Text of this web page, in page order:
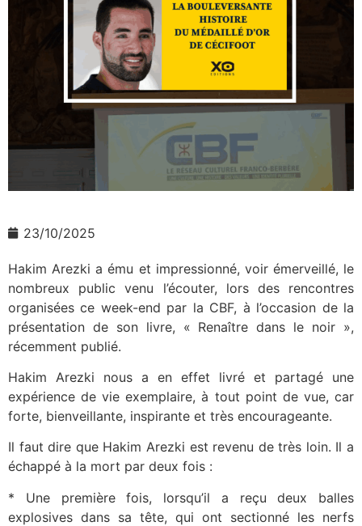
23/10/2025
Hakim Arezki a ému et impressionné, voir émerveillé, le
nombreux public venu l’écouter, lors des rencontres
organisées ce week-end par la CBF, à l’occasion de la
présentation de son livre, « Renaître dans le noir »,
récemment publié.
Hakim Arezki nous a en effet livré et partagé une
expérience de vie exemplaire, à tout point de vue, car
forte, bienveillante, inspirante et très encourageante.
Il faut dire que Hakim Arezki est revenu de très loin. Il a
échappé à la mort par deux fois :
* Une première fois, lorsqu’il a reçu deux balles
explosives dans sa tête, qui ont sectionné les nerfs